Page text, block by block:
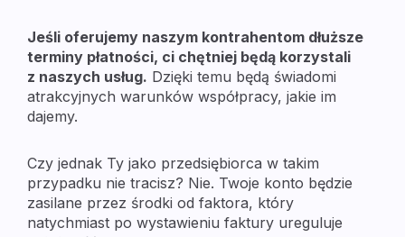
Jeśli oferujemy naszym kontrahentom dłuższe
terminy płatności, ci chętniej będą korzystali
z naszych usług. Dzięki temu będą świadomi
atrakcyjnych warunków współpracy, jakie im
dajemy.
Czy jednak Ty jako przedsiębiorca w takim
przypadku nie tracisz? Nie. Twoje konto będzie
zasilane przez środki od faktora, który
natychmiast po wystawieniu faktury ureguluje